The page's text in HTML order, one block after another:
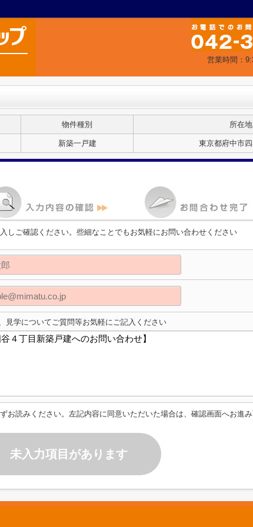
営業時間：
物件種別 所在地
新築一戸建 東京都府中市
しご確認ください。些細なことでもお気軽にお問い合わせください
見学についてご質問等お気軽にご記入ください
お読みください。左記内容に同意いただいた場合は、確認画面へお進み
未入力項目があります